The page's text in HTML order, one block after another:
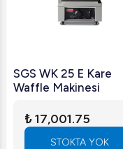
SGS WK 25 E Kare
Waffle Makinesi
₺ 17,001.75
STOKTA YOK